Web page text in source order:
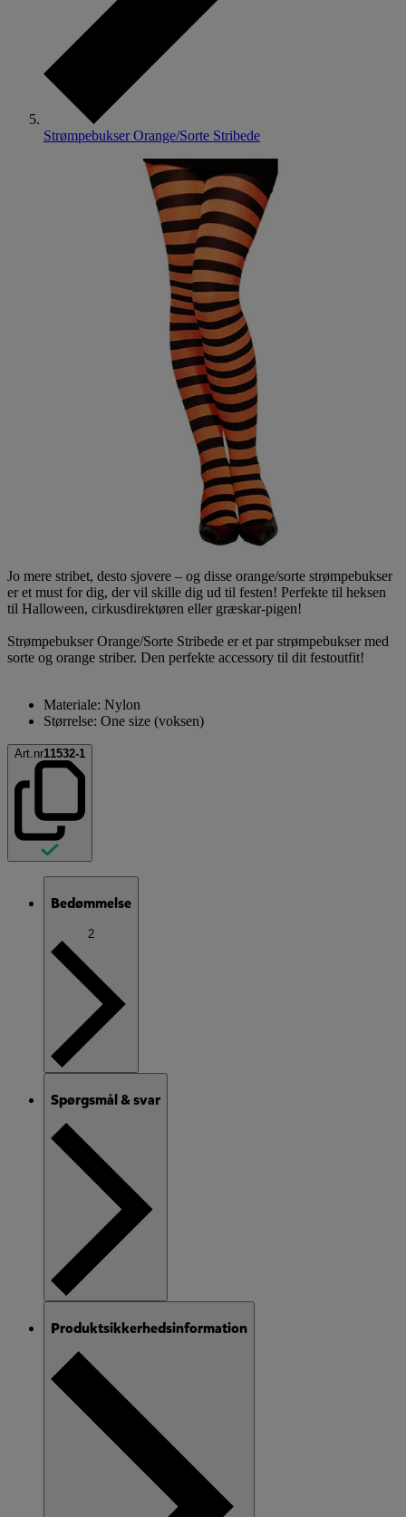
Strømpebukser Orange/Sorte Stribede
Jo mere stribet, desto sjovere – og disse orange/sorte strømpebukser
er et must for dig, der vil skille dig ud til festen! Perfekte til heksen
til Halloween, cirkusdirektøren eller græskar-pigen!
Strømpebukser Orange/Sorte Stribede er et par strømpebukser med
sorte og orange striber. Den perfekte accessory til dit festoutfit!
Materiale: Nylon
Størrelse: One size (voksen)
Art.nr11532-1
Bedømmelse
2
Spørgsmål & svar
Produktsikkerhedsinformation